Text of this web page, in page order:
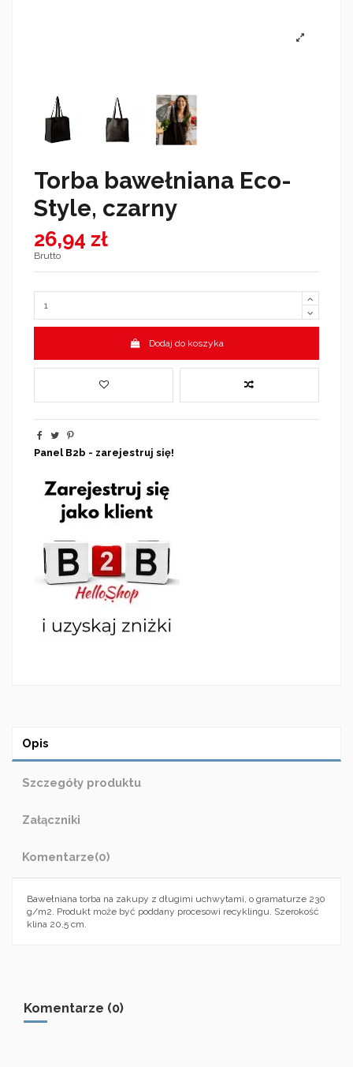
Torba bawełniana Eco-
Style, czarny
26,94 zł
Brutto
Dodaj do koszyka
Panel B2b - zarejestruj się!
Opis
Szczegóły produktu
Załączniki
Komentarze(0)
Bawełniana torba na zakupy z długimi uchwytami, o gramaturze 230
g/m2. Produkt może być poddany procesowi recyklingu. Szerokość
klina 20,5 cm.
Komentarze (0)